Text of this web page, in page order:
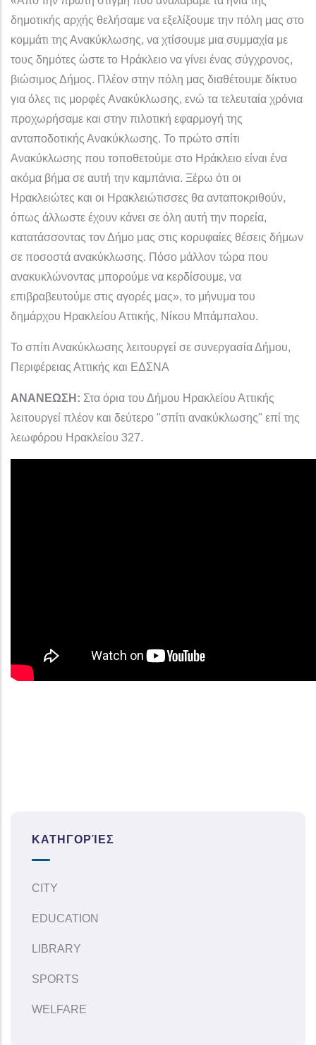
δημοτικής αρχής θελήσαμε να εξελίξουμε την πόλη μας στο
κομμάτι της Ανακύκλωσης, να χτίσουμε μια συμμαχία με
τους δημότες ώστε το Ηράκλειο να γίνει ένας σύγχρονος,
βιώσιμος Δήμος. Πλέον στην πόλη μας διαθέτουμε δίκτυο
για όλες τις μορφές Ανακύκλωσης, ενώ τα τελευταία χρόνια
προχωρήσαμε και στην πιλοτική εφαρμογή της
ανταποδοτικής Ανακύκλωσης. Το πρώτο σπίτι
Ανακύκλωσης που τοποθετούμε στο Ηράκλειο είναι ένα
ακόμα βήμα σε αυτή την καμπάνια. Ξέρω ότι οι
Ηρακλειώτες και οι Ηρακλειώτισσες θα ανταποκριθούν,
όπως άλλωστε έχουν κάνει σε όλη αυτή την πορεία,
κατατάσσοντας τον Δήμο μας στις κορυφαίες θέσεις δήμων
σε ποσοστά ανακύκλωσης. Πόσο μάλλον τώρα που
ανακυκλώνοντας μπορούμε να κερδίσουμε, να
επιβραβευτούμε στις αγορές μας», το μήνυμα του
δημάρχου Ηρακλείου Αττικής, Νίκου Μπάμπαλου.
Το σπίτι Ανακύκλωσης λειτουργεί σε συνεργασία Δήμου,
Περιφέρειας Αττικής και ΕΔΣΝΑ
ΑΝΑΝΕΩΣΗ: Στα όρια του Δήμου Ηρακλείου Αττικής
λειτουργεί πλέον και δεύτερο "σπίτι ανακύκλωσης" επί της
λεωφόρου Ηρακλείου 327.
ΚΑΤΗΓΟΡΊΕΣ
CITY
EDUCATION
LIBRARY
SPORTS
WELFARE